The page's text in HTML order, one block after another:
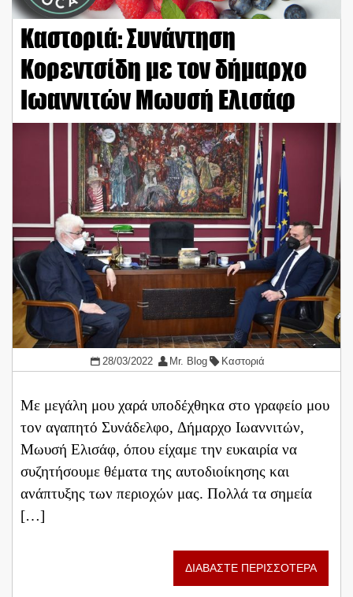
Καστοριά: Συνάντηση
Κορεντσίδη με τον δήμαρχο
Ιωαννιτών Μωυσή Ελισάφ
28/03/2022 Mr. Blog Καστοριά
Με μεγάλη μου χαρά υποδέχθηκα στο γραφείο μου
τον αγαπητό Συνάδελφο, Δήμαρχο Ιωαννιτών,
Μωυσή Ελισάφ, όπου είχαμε την ευκαιρία να
συζητήσουμε θέματα της αυτοδιοίκησης και
ανάπτυξης των περιοχών μας. Πολλά τα σημεία
[…]
ΔΙΑΒΑΣΤΕ ΠΕΡΙΣΣΟΤΕΡΑ